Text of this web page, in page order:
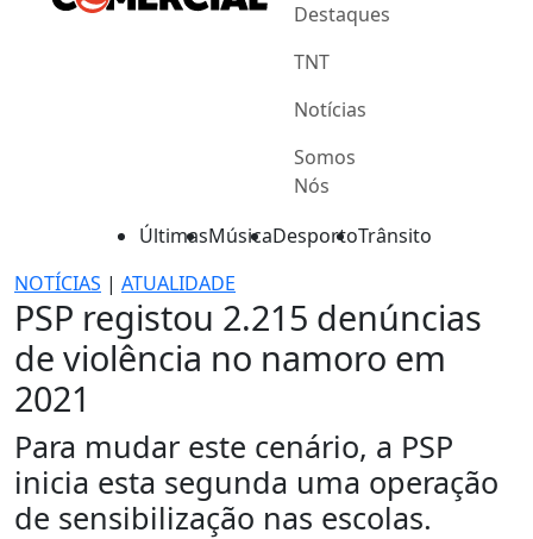
Destaques
TNT
Notícias
Somos
Nós
ÚltimasMúsicaDesportoTrânsito
NOTÍCIAS | ATUALIDADE
PSP registou 2.215 denúncias
de violência no namoro em
2021
Para mudar este cenário, a PSP
inicia esta segunda uma operação
de sensibilização nas escolas.